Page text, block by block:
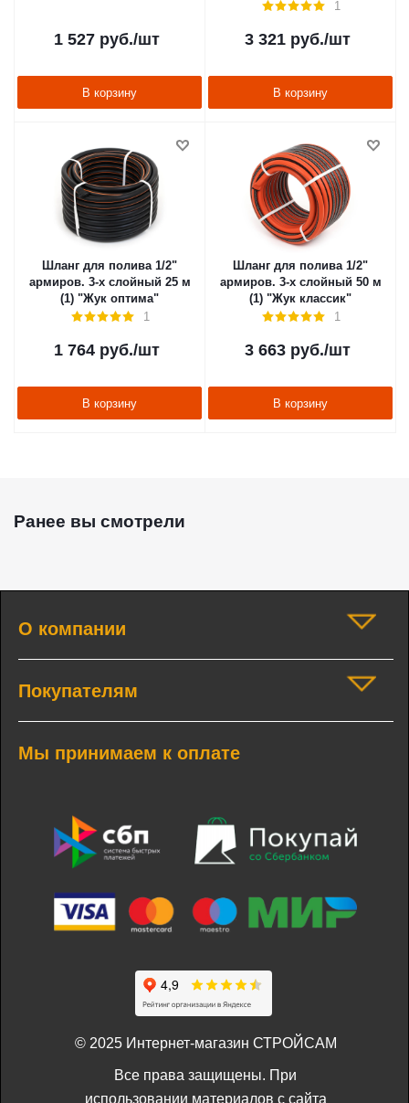
1 527руб./шт
В корзину
1
3 321руб./шт
В корзину
Шланг для полива 1/2"
армиров. 3-х слойный 25 м
(1) "Жук оптима"
1
1 764руб./шт
В корзину
Шланг для полива 1/2"
армиров. 3-х слойный 50 м
(1) "Жук классик"
1
3 663руб./шт
В корзину
Ранее вы смотрели
О компании
Покупателям
Мы принимаем к оплате
© 2025 Интернет-магазин СТРОЙСАМ
Все права защищены. При
использовании материалов с сайта